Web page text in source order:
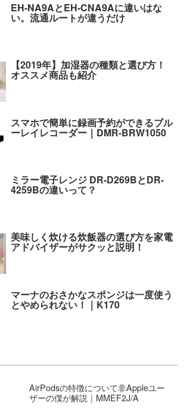
EH-NA9AとEH-CNA9Aに違いはな
い。流通ルートが違うだけ
【2019年】加湿器の種類と選び方！
オススメ商品も紹介
スマホで簡単に録画予約ができるブル
ーレイレコーダー｜DMR-BRW1050
ミラー電子レンジ DR-D269BとDR-
4259Bの違いって？
美味しく炊ける炊飯器の選び方を家電
アドバイザーがサクッと説明！
マーナのおさかなスポンジは一度使う
とやめられない！｜K170
AirPodsの特徴について非Appleユー
ザーの僕が解説｜MMEF2J/A